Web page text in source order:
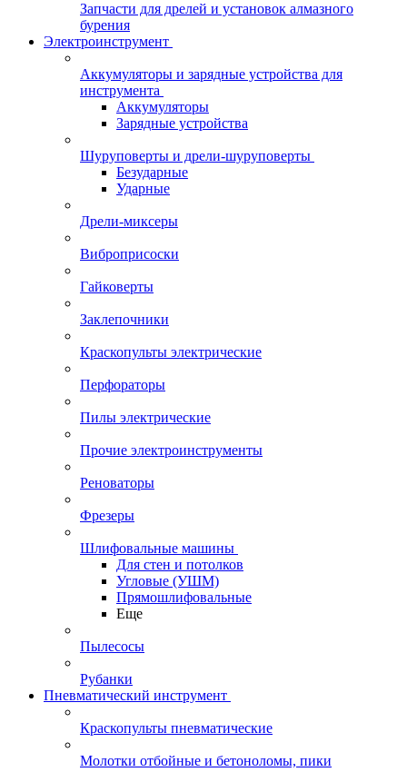
Запчасти для дрелей и установок алмазного
бурения
Электроинструмент
Аккумуляторы и зарядные устройства для
инструмента
Аккумуляторы
Зарядные устройства
Шуруповерты и дрели-шуруповерты
Безударные
Ударные
Дрели-миксеры
Виброприсоски
Гайковерты
Заклепочники
Краскопульты электрические
Перфораторы
Пилы электрические
Прочие электроинструменты
Реноваторы
Фрезеры
Шлифовальные машины
Для стен и потолков
Угловые (УШМ)
Прямошлифовальные
Еще
Пылесосы
Рубанки
Пневматический инструмент
Краскопульты пневматические
Молотки отбойные и бетоноломы, пики